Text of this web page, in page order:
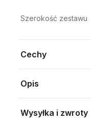
Szerokość zestawu
Cechy
Opis
Wysyłka i zwroty